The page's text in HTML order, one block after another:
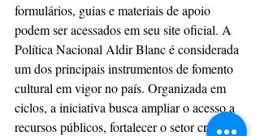
formulários, guias e materiais de apoio
podem ser acessados em seu site oficial. A
Política Nacional Aldir Blanc é considerada
um dos principais instrumentos de fomento
cultural em vigor no país. Organizada em
ciclos, a iniciativa busca ampliar o acesso a
recursos públicos, fortalecer o setor criativo